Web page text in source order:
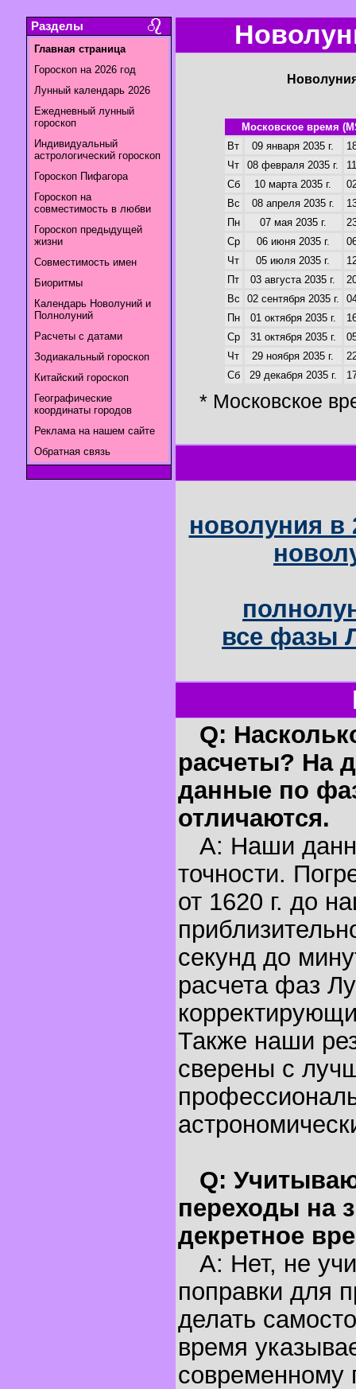
Разделы
Главная страница
Гороскоп на 2026 год
Лунный календарь 2026
Ежедневный лунный
гороскоп
Индивидуальный
астрологический гороскоп
Гороскоп Пифагора
Гороскоп на
совместимость в любви
Гороскоп предыдущей
жизни
Совместимость имен
Биоритмы
Календарь Новолуний и
Полнолуний
Расчеты с датами
Зодиакальный гороскоп
Китайский гороскоп
Географические
координаты городов
Реклама на нашем сайте
Обратная связь
Московское время
Вт
09 января 2035 г.
Чт
08 февраля 2035 г.
Сб
10 марта 2035 г.
Вс
08 апреля 2035 г.
Пн
07 мая 2035 г.
Ср
06 июня 2035 г.
Чт
05 июля 2035 г.
Пт
03 августа 2035 г.
Вс
02 сентября 2035 г.
Пн
01 октября 2035 г.
Ср
31 октября 2035 г.
Чт
29 ноября 2035 г.
Сб
29 декабря 2035 г.
* Московское
новолуния в
все фазы
Q:
расчеты? На
данные по
отличаются.
A: Наши
точности.
от 1620 г. до
секунд до
расчета фаз
Также наши
сверены с
Q:
переходы на
декретное
A: Нет, не
поправки для
делать
время
современному